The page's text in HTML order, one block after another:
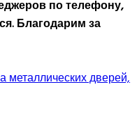
по телефону,
Благодарим за